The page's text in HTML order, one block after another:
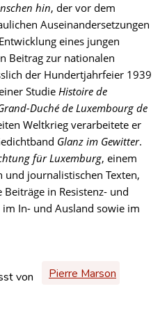
hin, der vor dem
Auseinandersetzungen
eines jungen
Beitrag zur nationalen
der Hundertjahrfeier 1939
Studie Histoire de
Duché de Luxembourg de
Weltkrieg verarbeitete er
Glanz im Gewitter.
für Luxemburg, einem
journalistischen Texten,
in Resistenz- und
In- und Ausland sowie im
von Pierre Marson